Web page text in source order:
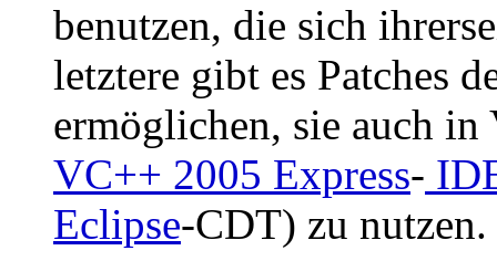
benutzen, die sich
letztere gibt es Patches
ermöglichen, sie auch
VC++ 2005 Express-
Eclipse-CDT) zu nutzen.